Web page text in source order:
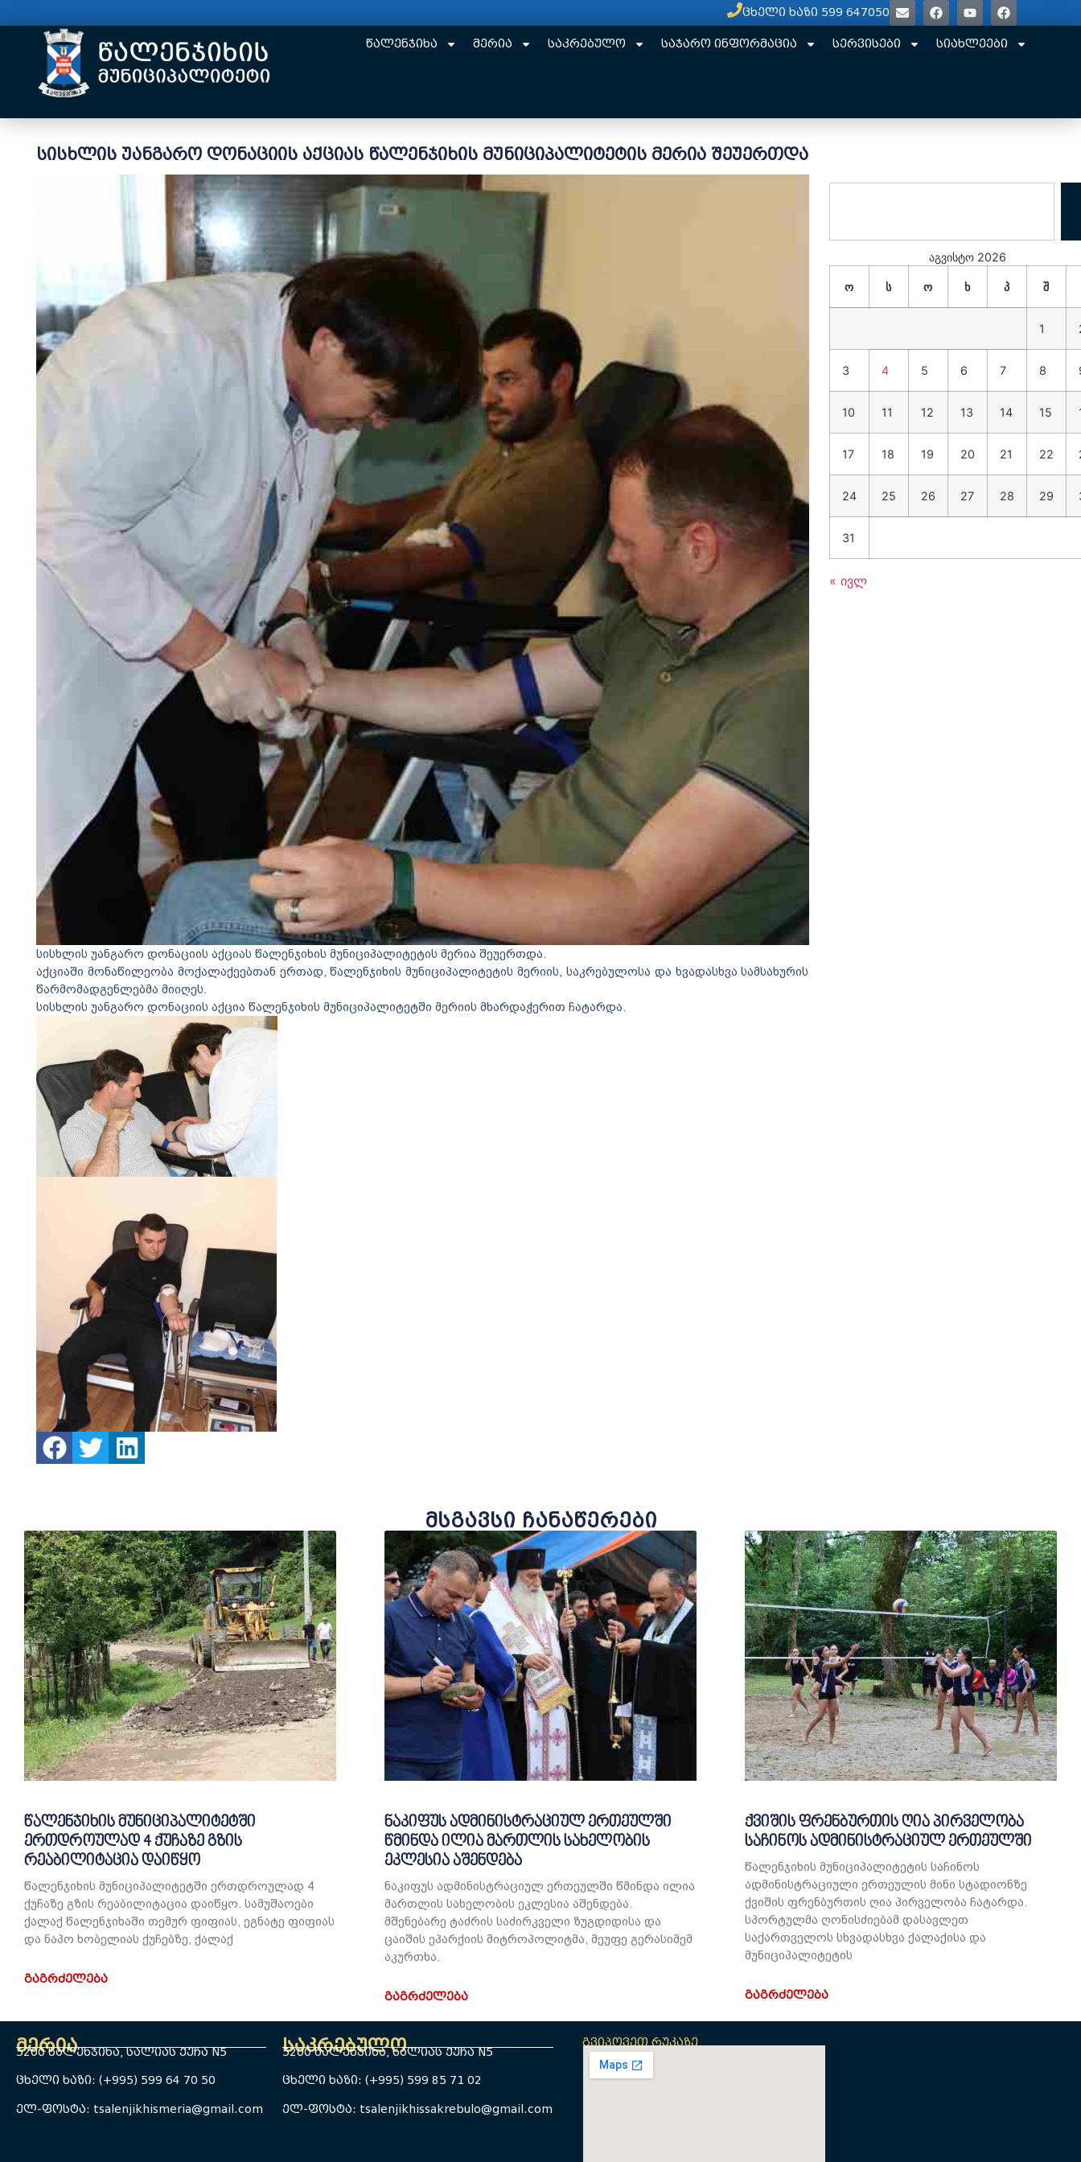
ცხელი ხაზი 599 647050
წალენჯიხა მერია საკრებულო საჯარო ინფორმაცია სერვისები სიახლეები
სისხლის უანგარო დონაციის აქციას წალენჯიხის მუნიციპალიტეტის მერია შეუერთდა
სისხლის უანგარო დონაციის აქციას წალენჯიხის მუნიციპალიტეტის მერია შეუერთდა.
აქციაში მონაწილეობა მოქალაქეებთან ერთად, წალენჯიხის მუნიციპალიტეტის მერიის, საკრებულოსა და ხვადასხვა სამსახურის
წარმომადგენლებმა მიიღეს.
სისხლის უანგარო დონაციის აქცია წალენჯიხის მუნიციპალიტეტში მერიის მხარდაჭერით ჩატარდა.
აგვისტო 2026
ო ს ო ხ პ შ
1
3 4 5 6 7 8
10 11 12 13 14 15
17 18 19 20 21 22
24 25 26 27 28 29
31
« ივლ
მსგავსი ჩანაწერები
წალენჯიხის მუნიციპალიტეტში
ერთდროულად 4 ქუჩაზე გზის
რეაბილიტაცია დაიწყო
წალენჯიხის მუნიციპალიტეტში ერთდროულად 4
ქუჩაზე გზის რეაბილიტაცია დაიწყო. სამუშაოები
ქალაქ წალენჯიხაში თემურ ფიფიას, ეგნატე ფიფიას
და ნაპო ხობელიას ქუჩებზე, ქალაქ
ᲒᲐᲒᲠᲫᲔᲚᲔᲑᲐ
ნაკიფუს ადმინისტრაციულ ერთეულში
წმინდა ილია მართლის სახელობის
ეკლესია აშენდება
ნაკიფუს ადმინისტრაციულ ერთეულში წმინდა ილია
მართლის სახელობის ეკლესია აშენდება. ​
მშენებარე ტაძრის საძირკველი ზუგდიდისა და
ცაიშის ეპარქიის მიტროპოლიტმა, მეუფე გერასიმემ
აკურთხა.
ᲒᲐᲒᲠᲫᲔᲚᲔᲑᲐ
ქვიშის ფრენბურთის ღია პირველობა
საჩინოს ადმინისტრაციულ ერთეულში
წალენჯიხის მუნიციპალიტეტის საჩინოს
ადმინისტრაციული ერთეულის მინი სტადიონზე
ქვიშის ფრენბურთის ღია პირველობა ჩატარდა.
სპორტულმა ღონისძიებამ დასავლეთ
საქართველოს სხვადასხვა ქალაქისა და
მუნიციპალიტეტის
ᲒᲐᲒᲠᲫᲔᲚᲔᲑᲐ
მერია
5200 წალენჯიხა, სალიას ქუჩა N5
ცხელი ხაზი: (+995) 599 64 70 50
ელ-ფოსტა: tsalenjikhismeria@gmail.com
საკრებულო
5200 წალენჯიხა, სალიას ქუჩა N5
ცხელი ხაზი: (+995) 599 85 71 02
ელ-ფოსტა: tsalenjikhissakrebulo@gmail.com
გვიპოვეთ რუკაზე